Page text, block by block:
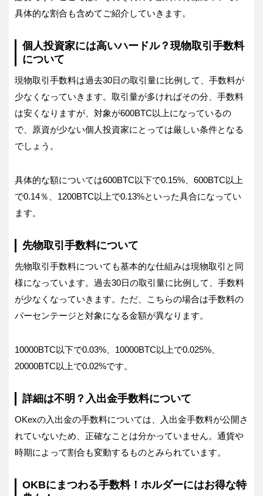
具体的な割合も含めてご紹介していきます。
個人投資家には高いハードル？現物取引手数料
について
現物取引手数料は過去30日の取引量に比例して、手数料が
少なくなっていきます。取引量が多ければその分、手数料
は安くなりますが、対象が600BTC以上になっているの
で、原資が少ない個人投資家にとっては厳しい条件となる
でしょう。
具体的な額については600BTC以下で0.15%、600BTC以上
で0.14％、1200BTC以上で0.13%といった具合になってい
ます。
先物取引手数料について
先物取引手数料についても基本的な仕組みは現物取引と同
様になっています。過去30日の取引量に比例して、手数料
が少なくなっていきます。ただ、こちらの場合は手数料の
パーセンテージと対象になる金額が異なります。
10000BTC以下で0.03%、10000BTC以上で0.025%、
20000BTC以上で0.02%です。
詳細は不明？入出金手数料について
OKexの入出金の手数料については、入出金手数料が公開さ
れていないため、正確なことは分かっていません。通貨や
時期によって割合も変動するものとみられています。
OKBにまつわる手数料！ホルダーにはお得な特